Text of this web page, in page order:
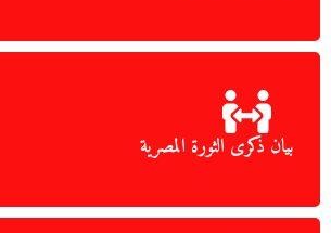
بيان ذكرى الثورة المصرية